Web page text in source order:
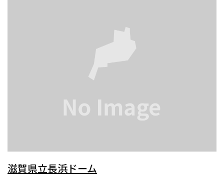
滋賀県立長浜ドーム